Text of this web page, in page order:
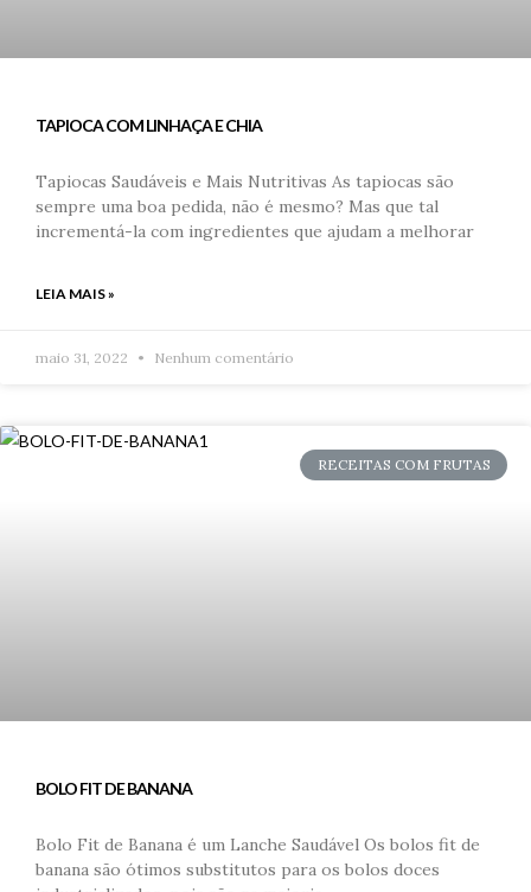
TAPIOCA COM LINHAÇA E CHIA
Tapiocas Saudáveis e Mais Nutritivas As tapiocas são
sempre uma boa pedida, não é mesmo? Mas que tal
incrementá-la com ingredientes que ajudam a melhorar
LEIA MAIS »
maio 31, 2022 Nenhum comentário
RECEITAS COM FRUTAS
BOLO FIT DE BANANA
Bolo Fit de Banana é um Lanche Saudável Os bolos fit de
banana são ótimos substitutos para os bolos doces